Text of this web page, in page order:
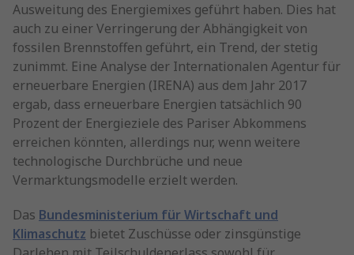
Ausweitung des Energiemixes geführt haben. Dies hat
auch zu einer Verringerung der Abhängigkeit von
fossilen Brennstoffen geführt, ein Trend, der stetig
zunimmt. Eine Analyse der Internationalen Agentur für
erneuerbare Energien (IRENA) aus dem Jahr 2017
ergab, dass erneuerbare Energien tatsächlich 90
Prozent der Energieziele des Pariser Abkommens
erreichen könnten, allerdings nur, wenn weitere
technologische Durchbrüche und neue
Vermarktungsmodelle erzielt werden.
Das Bundesministerium für Wirtschaft und
Klimaschutz bietet Zuschüsse oder zinsgünstige